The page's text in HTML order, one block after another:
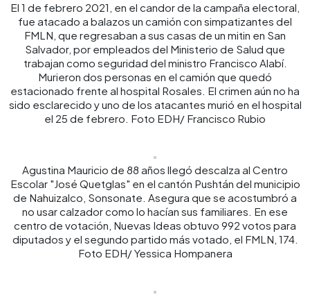
El 1 de febrero 2021, en el candor de la campaña electoral,
fue atacado a balazos un camión con simpatizantes del
FMLN, que regresaban a sus casas de un mitin en San
Salvador, por empleados del Ministerio de Salud que
trabajan como seguridad del ministro Francisco Alabí.
Murieron dos personas en el camión que quedó
estacionado frente al hospital Rosales. El crimen aún no ha
sido esclarecido y uno de los atacantes murió en el hospital
el 25 de febrero. Foto EDH/ Francisco Rubio
Agustina Mauricio de 88 años llegó descalza al Centro
Escolar "José Quetglas" en el cantón Pushtán del municipio
de Nahuizalco, Sonsonate. Asegura que se acostumbró a
no usar calzador como lo hacían sus familiares. En ese
centro de votación, Nuevas Ideas obtuvo 992 votos para
diputados y el segundo partido más votado, el FMLN, 174.
Foto EDH/ Yessica Hompanera